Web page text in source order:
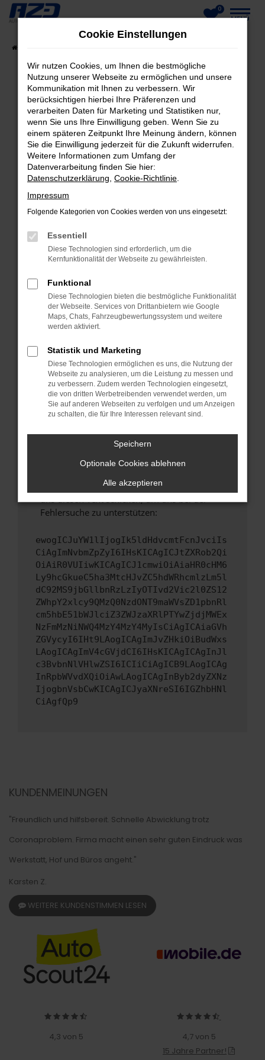
Zum
springen
0
MENÜ
FEHLER: NETWORK ERROR
Beim Laden ist ein Fehler aufgetreten.
Hier sind ein paar Tipps, die dir helfen können:
Überprüfe deine Firewall und deine
Internetverbindung.
Laden andere Webseiten, zum Beispiel deine
Suchmaschine?
Manche Erweiterungen, wie Werbeblocker,
können das Laden bestimmter Seiten
verhindern. Funktioniert die Seite in einem
anderen Browser oder in einem privaten
Fenster?
Starte dein Gerät neu.
Das kann manchmal helfen, vorübergehende
Stelle sicher, dass dein Browser und dein
Betriebssystem auf dem neuesten Stand
sind.
Veraltete Software birgt nicht nur ein
Sicherheitsrisiko, sondern kann auch dazu
führen, dass bestimmte Funktionen nicht mehr
Wende dich an den Webseitenbetreiber.
Wenn du alle oben genannten Schritte versucht
versuchen, das Problem zu beheben. Du kannst
uns diesen Text schicken, um uns bei der
Fehlersuche zu unterstützen:
ewogICJuYW1lIjogIk5ldHdvcmtFcnJvciIs
CiAgImNvbmZpZyI6IHsKICAgICJtZXRob2Qi
OiAiR0VUIiwKICAgICJ1cmwiOiAiaHR0cHM6
Ly9hcGkueC5ha3MtcHJvZC5hdWRhcmlzLm5l
dC92MS9jbGllbnRzLzIyOTIvd2Vic2l0ZS12
ZWhpY2xlcy9QMzQ0NzdONT9maWVsZD1pbnRl
cm5hbE51bWJlciZ3ZWJzaXRlPTYwZjdjMWEx
NzFmMzNiNWQ4MzY4MzY4MyIsCiAgICAiaGVh
ZGVycyI6IHt9LAogICAgImJvZHkiOiBudWxs
LAogICAgImV4cGVjdCI6IHsKICAgICAgInJl
c3BvbnNlVHlwZSI6ICIiCiAgICB9LAogICAg
InRpbWVvdXQiOiAwLAogICAgInByb2dyZXNz
IjogbnVsbCwKICAgICJyaXNreSI6IGZhbHNl
CiAgfQp9
KUNDENMEINUNGEN
"Freundlich und hilfsbereit. Schnelle Abwicklung trotz
Coronaproblem. Firma macht einen sehr guten Eindruck was
Werkstatt, Hof und Büros angeht."
Karsten Z.
WEITERE KUNDENSTIMMEN LESEN
4,3 von 5
4,7 von 5
15 Jahre Partner!
Cookie Einstellungen
Wir nutzen Cookies, um Ihnen die bestmögliche
Nutzung unserer Webseite zu ermöglichen und unsere
Kommunikation mit Ihnen zu verbessern. Wir
berücksichtigen hierbei Ihre Präferenzen und
verarbeiten Daten für Marketing und Statistiken nur,
wenn Sie uns Ihre Einwilligung geben. Wenn Sie zu
einem späteren Zeitpunkt Ihre Meinung ändern, können
Sie die Einwilligung jederzeit für die Zukunft widerrufen.
Weitere Informationen zum Umfang der
Datenverarbeitung finden Sie hier:
Datenschutzerklärung Cookie-Richtlinie
Impressum
Folgende Kategorien von Cookies werden von uns eingesetzt:
Essentiell
Diese Technologien sind erforderlich, um die
Kernfunktionalität der Webseite zu gewährleisten.
Funktional
Diese Technologien bieten die bestmögliche Funktionalität
der Webseite. Services von Drittanbietern wie Google
Maps, Chats, Fahrzeugbewertungssystem und weitere
werden aktiviert.
Statistik und Marketing
Diese Technologien ermöglichen es uns, die Nutzung der
Webseite zu analysieren, um die Leistung zu messen und
zu verbessern. Zudem werden Technologien eingesetzt,
die von dritten Werbetreibenden verwendet werden, um
Sie auf anderen Webseiten zu verfolgen und um Anzeigen
zu schalten, die für Ihre Interessen relevant sind.
Speichern
Optionale Cookies ablehnen
Alle akzeptieren